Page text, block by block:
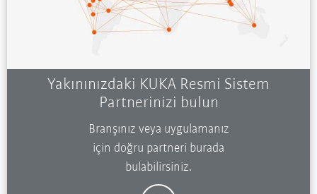
Yakınınızdaki KUKA Resmi Sistem
Partnerinizi bulun
Branşınız veya uygulamanız
için doğru partneri burada
bulabilirsiniz.